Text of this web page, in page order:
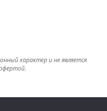
характер и не является